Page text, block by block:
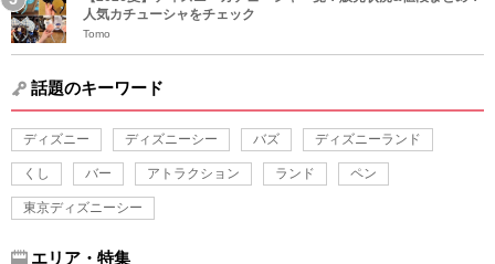
人気カチューシャをチェック
Tomo
話題のキーワード
ディズニー ディズニーシー バズ ディズニーランド
くし バー アトラクション ランド ペン
東京ディズニーシー
エリア・特集